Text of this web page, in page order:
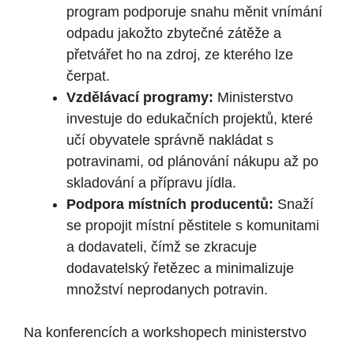
program podporuje ⁢snahu⁣ měnit vnímání⁣
odpadu ⁢jakožto⁣ zbytečné ⁣zátěže ‌a
přetvářet⁤ ho na zdroj, ze kterého lze
čerpat.
Vzdělávací programy: Ministerstvo
investuje‌ do edukačních projektů, ‌které
učí‍ obyvatele správně nakládat s⁣
potravinami, od plánování nákupu ⁤až‍ po
skladování ‌a přípravu jídla.
Podpora ‍místních producentů: ⁢Snaží
se propojit ⁢místní pěstitele s komunitami
a​ dodavateli, čímž se zkracuje
dodavatelský ⁤řetězec a minimalizuje
množství neprodanych ‍potravin.
Na ​konferencích‌ a workshopech ministerstvo